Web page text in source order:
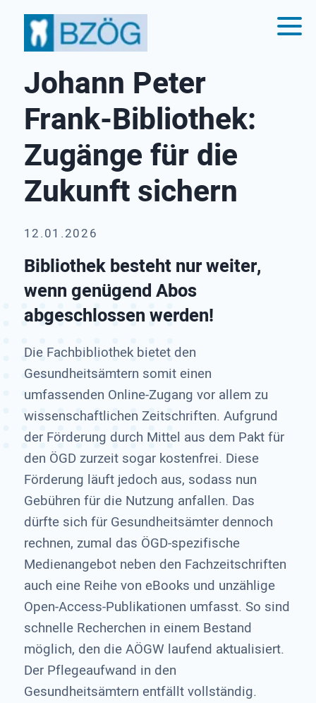
Johann Peter
Frank-Bibliothek:
Zugänge für die
Zukunft sichern
12.01.2026
Bibliothek besteht nur weiter,
wenn genügend Abos
abgeschlossen werden!
Die Fachbibliothek bietet den
Gesundheitsämtern somit einen
umfassenden Online-Zugang vor allem zu
wissenschaftlichen Zeitschriften. Aufgrund
der Förderung durch Mittel aus dem Pakt für
den ÖGD zurzeit sogar kostenfrei. Diese
Förderung läuft jedoch aus, sodass nun
Gebühren für die Nutzung anfallen. Das
dürfte sich für Gesundheitsämter dennoch
rechnen, zumal das ÖGD-spezifische
Medienangebot neben den Fachzeitschriften
auch eine Reihe von eBooks und unzählige
Open-Access-Publikationen umfasst. So sind
schnelle Recherchen in einem Bestand
möglich, den die AÖGW laufend aktualisiert.
Der Pflegeaufwand in den
Gesundheitsämtern entfällt vollständig.